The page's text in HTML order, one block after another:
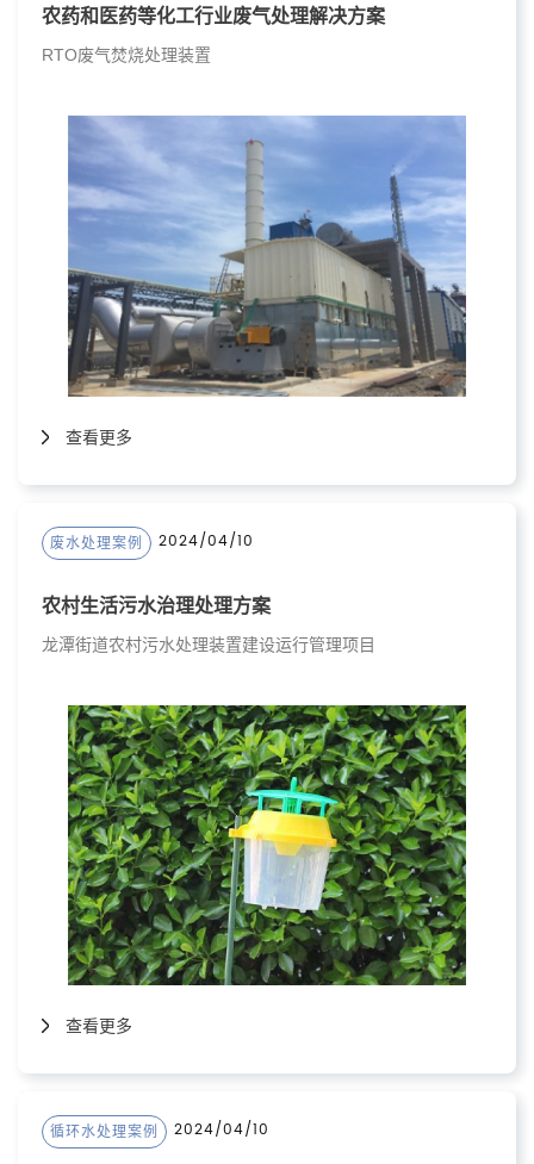
农药和医药等化工行业废气处理解决方案
RTO废气焚烧处理装置
查看更多
废水处理案例 2024/04/10
农村生活污水治理处理方案
龙潭街道农村污水处理装置建设运行管理项目
查看更多
循环水处理案例 2024/04/10